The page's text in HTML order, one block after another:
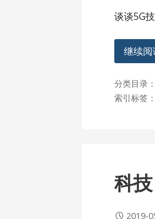
谈谈5G
继续
分类目录：
索引标签
科
2019-